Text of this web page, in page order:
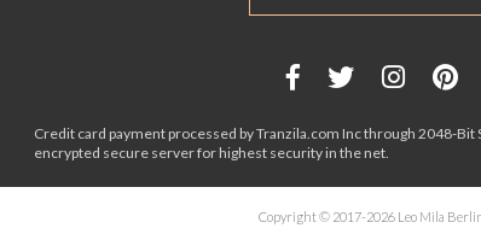
Credit card payment processed by Tranzila.com Inc through 2048-Bit
encrypted secure server for highest security in the net.
Copyright © 2017-2026 Leo Mila